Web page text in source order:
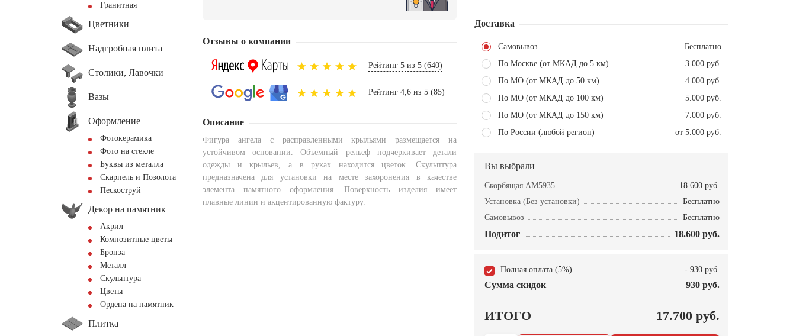
Гранитная
Цветники
Надгробная плита
Столики, Лавочки
Вазы
Оформление
Фотокерамика
Фото на стекле
Буквы из металла
Скарпель и Позолота
Пескоструй
Декор на памятник
Акрил
Композитные цветы
Бронза
Металл
Скульптура
Цветы
Ордена на памятник
Плитка
Отзывы о компании
Рейтинг 5 из 5 (640)
Рейтинг 4,6 из 5 (85)
Описание
Фигура ангела с расправленными крыльями размещается на
устойчивом основании. Объемный рельеф подчеркивает детали
одежды и крыльев, а в руках находится цветок. Скульптура
предназначена для установки на месте захоронения в качестве
элемента памятного оформления. Поверхность изделия имеет
плавные линии и акцентированную фактуру.
Доставка
Самовывоз
Бесплатно
По Москве (от МКАД до 5 км)
3.000 руб.
По МО (от МКАД до 50 км)
4.000 руб.
По МО (от МКАД до 100 км)
5.000 руб.
По МО (от МКАД до 150 км)
7.000 руб.
По России (любой регион)
от 5.000 руб.
Вы выбрали
Скорбящая AM5935
18.600 руб.
Установка (Без установки)
Бесплатно
Самовывоз
Бесплатно
Подитог 18.600 руб.
Полная оплата (5%) - 930 руб.
Сумма скидок 930 руб.
ИТОГО 17.700 руб.